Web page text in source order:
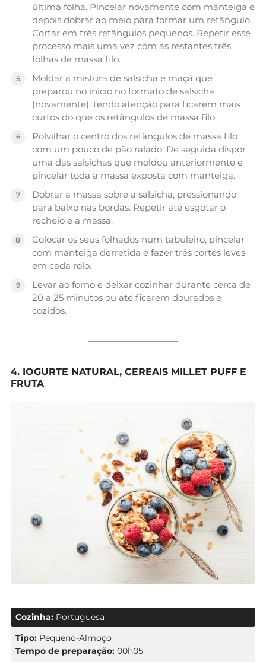
última folha. Pincelar novamente com manteiga e
depois dobrar ao meio para formar um retângulo.
Cortar em três retângulos pequenos. Repetir esse
processo mais uma vez com as restantes três
folhas de massa filo.
Moldar a mistura de salsicha e maçã que
preparou no início no formato de salsicha
(novamente), tendo atenção para ficarem mais
curtos do que os retângulos de massa filo.
Polvilhar o centro dos retângulos de massa filo
com um pouco de pão ralado. De seguida dispor
uma das salsichas que moldou anteriormente e
pincelar toda a massa exposta com manteiga.
Dobrar a massa sobre a salsicha, pressionando
para baixo nas bordas. Repetir até esgotar o
recheio e a massa.
Colocar os seus folhados num tabuleiro, pincelar
com manteiga derretida e fazer três cortes leves
em cada rolo.
Levar ao forno e deixar cozinhar durante cerca de
20 a 25 minutos ou até ficarem dourados e
cozidos.
4. IOGURTE NATURAL, CEREAIS MILLET PUFF E
FRUTA
Cozinha: Portuguesa
Tipo: Pequeno-Almoço
Tempo de preparação: 00h05